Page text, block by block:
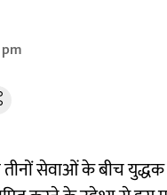
तीनों सेवाओं के बीच